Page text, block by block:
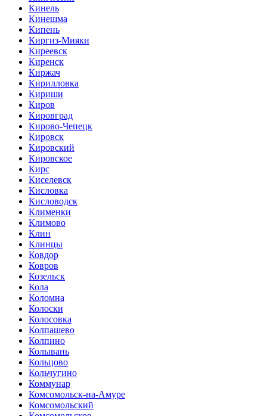
Кинель
Кинешма
Кипень
Киргиз-Мияки
Киреевск
Киренск
Киржач
Кирилловка
Кириши
Киров
Кировград
Кирово-Чепецк
Кировск
Кировский
Кировское
Кирс
Киселевск
Кисловка
Кисловодск
Клименки
Климово
Клин
Клинцы
Ковдор
Ковров
Козельск
Кола
Коломна
Колоски
Колосовка
Колпашево
Колпино
Колывань
Кольцово
Кольчугино
Коммунар
Комсомольск-на-Амуре
Комсомольский